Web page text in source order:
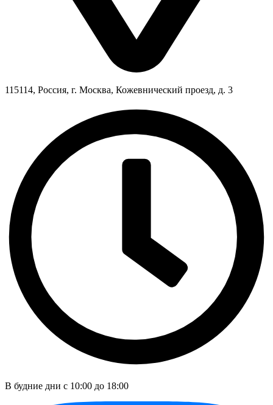
115114, Россия, г. Москва, Кожевнический проезд, д. 3
В будние дни c 10:00 до 18:00